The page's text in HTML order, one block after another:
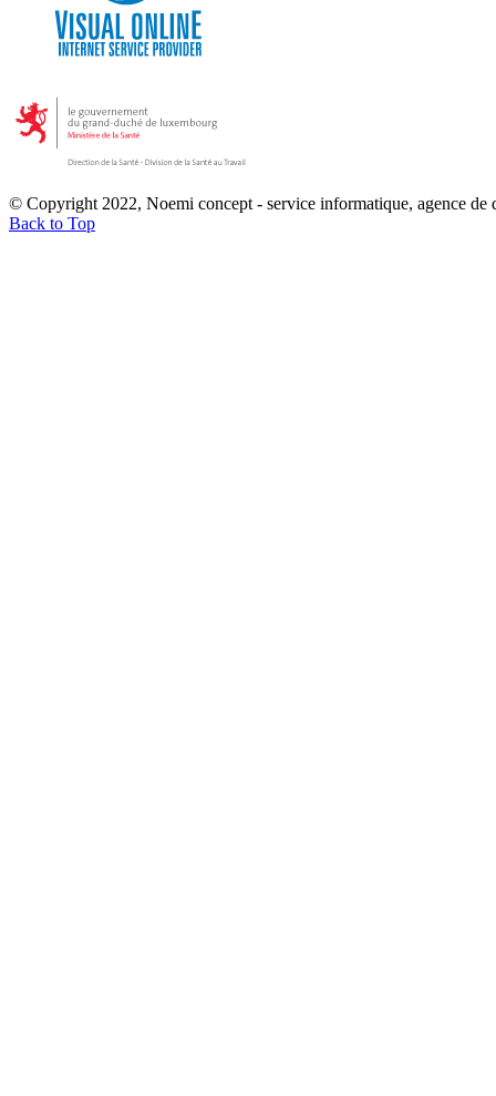
© Copyright 2022, Noemi concept - service informatique, agence
Back to Top